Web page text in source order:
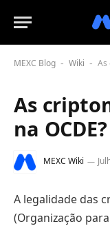
MEXC Blog - Wiki - As
As
na OCDE?
MEXC Wiki
A legalidade das
(Organização